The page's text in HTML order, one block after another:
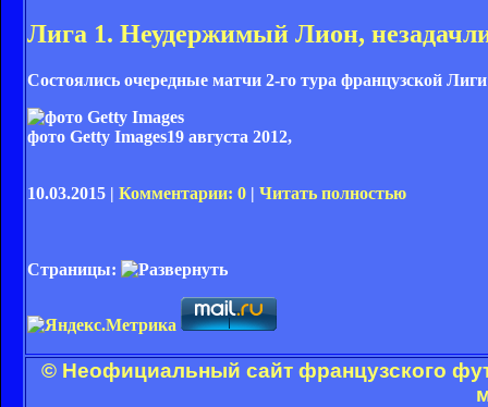
Лига 1. Неудержимый Лион,
Состоялись очередные матчи 2-го тура французской
фото Getty Images19 августа 2012,
10.03.2015 | Комментарии: 0 | Читать полностью
Страницы:
© Неофициальный сайт французского